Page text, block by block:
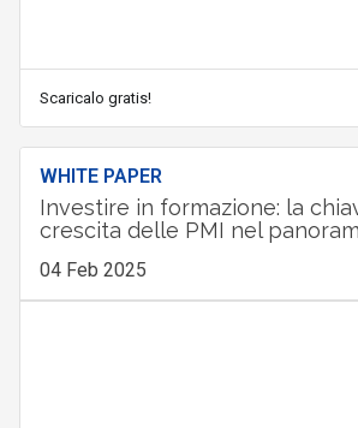
Scaricalo gratis!
WHITE PAPER
Investire in formazione: la
crescita delle PMI nel
04 Feb 2025